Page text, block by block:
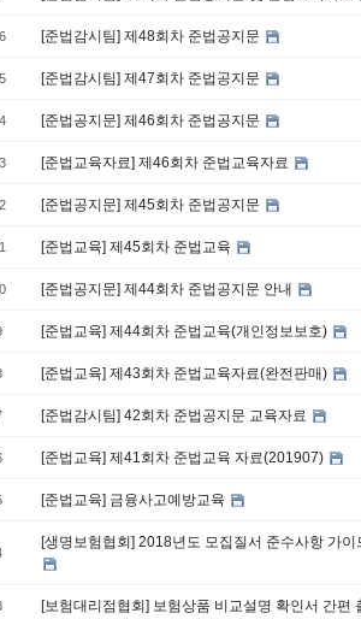
[준법감시팀] 제48회차 준법공지문
[준법감시팀] 제47회차 준법공지문
[준법공지문] 제46회차 준법공지문
[준법교육자료] 제46회차 준법교육자료
[준법공지문] 제45회차 준법공지문
[준법교육] 제45회차 준법교육
[준법공지문] 제44회차 준법공지문 안내
[준법교육] 제44회차 준법교육(개인정보보호)
[준법교육] 제43회차 준법교육자료(완전판매)
[준법감시팀] 42회차 준법공지문 교육자료
[준법교육] 제41회차 준법교육 자료(201907)
[준법교육] 금융사고예방교육
[생명보험협회] 2018년도 모집질서 준수사항 가
[보험대리점협회] 보험상품 비교설명 확인서 간편